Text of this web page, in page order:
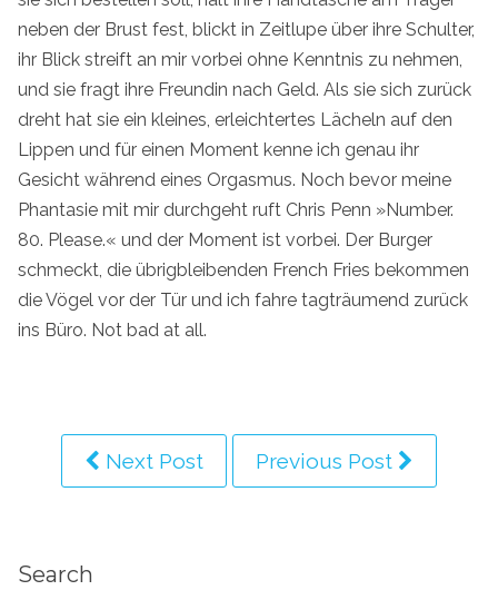
neben der Brust fest, blickt in Zeitlupe über ihre Schulter,
ihr Blick streift an mir vorbei ohne Kenntnis zu nehmen,
und sie fragt ihre Freundin nach Geld. Als sie sich zurück
dreht hat sie ein kleines, erleichtertes Lächeln auf den
Lippen und für einen Moment kenne ich genau ihr
Gesicht während eines Orgasmus. Noch bevor meine
Phantasie mit mir durchgeht ruft Chris Penn »Number.
80. Please.« und der Moment ist vorbei. Der Burger
schmeckt, die übrigbleibenden French Fries bekommen
die Vögel vor der Tür und ich fahre tagträumend zurück
ins Büro. Not bad at all.
Next Post Previous Post
Search